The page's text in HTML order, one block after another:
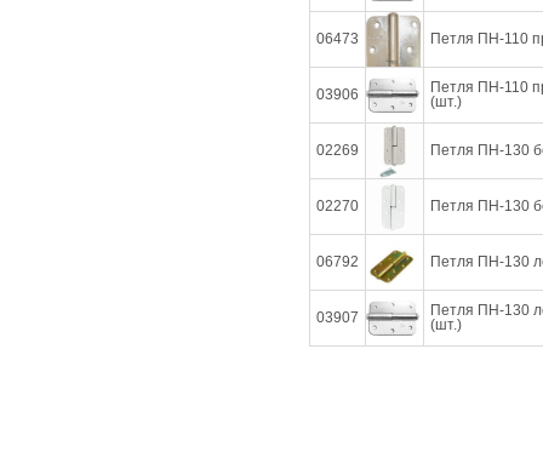
06473 Петля ПН-110
03906
Петля ПН-110
(шт.)
02269 Петля ПН-130
02270 Петля ПН-130
06792 Петля ПН-130
03907
Петля ПН-130
(шт.)